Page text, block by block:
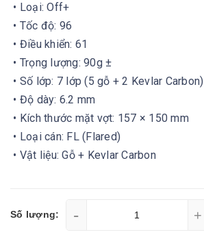
• Loại: Off+
• Tốc độ: 96
• Điều khiển: 61
• Trọng lượng: 90g ±
• Số lớp: 7 lớp (5 gỗ + 2 Kevlar Carbon)
• Độ dày: 6.2 mm
• Kích thước mặt vợt: 157 × 150 mm
• Loại cán: FL (Flared)
• Vật liệu: Gỗ + Kevlar Carbon
Số lượng: - +